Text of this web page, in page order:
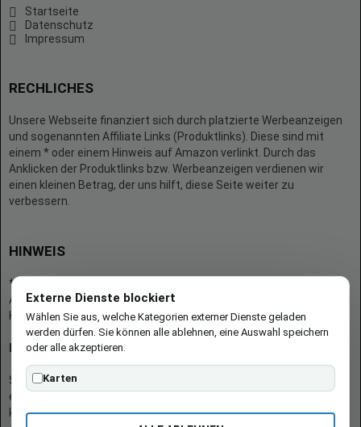
Startseite
Datenschutz
Impressum
RECHLICHES
Unsere Webseite finanziert sich durch platzierte Werbeanzeigen
und sogenannten Affiliate Links (Produktlinks). Diese sind mit
einem * oder einem Hinweis auf Amazon verlinkt. Durch das
Anklicken der Produktlinks bzw. Werbeanzeigen verdienen wir
einen kleinen Betrag, der uns hilft, diese Seite weiter zu
verbessern.
HINWEIS
* = Afilliate-Link (=Werbung)
Als Amazon-Partner verdient der Seitenbetreiber an qualifizierten
Käufen.
Hinweis zu Preisen und Verfügbarkeiten
Sofern Produktpreise und Verfügbarkeiten angezeigt werden,
entsprechen diese dem angegebenen Stand (Datum/Uhrzeit) und
können sich auf der verlinkten Seite jederzeit ändern. Für den Kauf
Externe Dienste blockiert
Wählen Sie aus, welche Kategorien externer Dienste geladen
werden dürfen. Sie können alle ablehnen, eine Auswahl speichern
oder alle akzeptieren.
Karten